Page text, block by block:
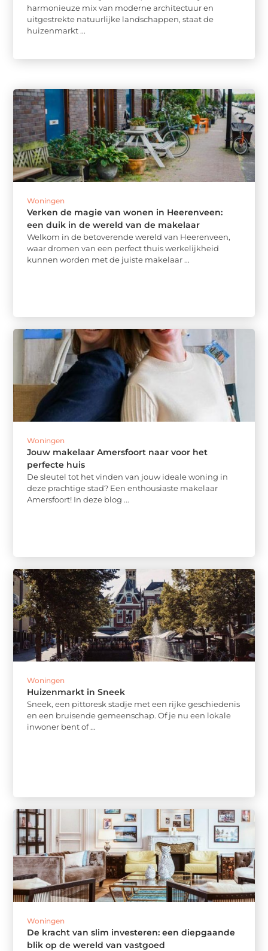
harmonieuze mix van moderne architectuur en
uitgestrekte natuurlijke landschappen, staat de
huizenmarkt ...
Woningen
Verken de magie van wonen in Heerenveen:
een duik in de wereld van de makelaar
Welkom in de betoverende wereld van Heerenveen,
waar dromen van een perfect thuis werkelijkheid
kunnen worden met de juiste makelaar ...
Woningen
Jouw makelaar Amersfoort naar voor het
perfecte huis
De sleutel tot het vinden van jouw ideale woning in
deze prachtige stad? Een enthousiaste makelaar
Amersfoort! In deze blog ...
Woningen
Huizenmarkt in Sneek
Sneek, een pittoresk stadje met een rijke geschiedenis
en een bruisende gemeenschap. Of je nu een lokale
inwoner bent of ...
Woningen
De kracht van slim investeren: een diepgaande
blik op de wereld van vastgoed